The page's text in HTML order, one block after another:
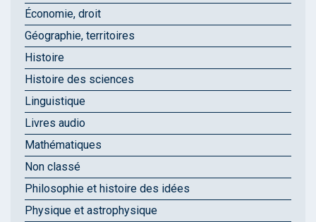
Économie, droit
Géographie, territoires
Histoire
Histoire des sciences
Linguistique
Livres audio
Mathématiques
Non classé
Philosophie et histoire des idées
Physique et astrophysique